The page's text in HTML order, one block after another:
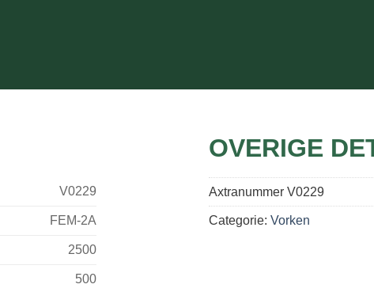
V0229
FEM-2A
2500
500
OVERIGE
Axtranummer V0229
Categorie: Vorken